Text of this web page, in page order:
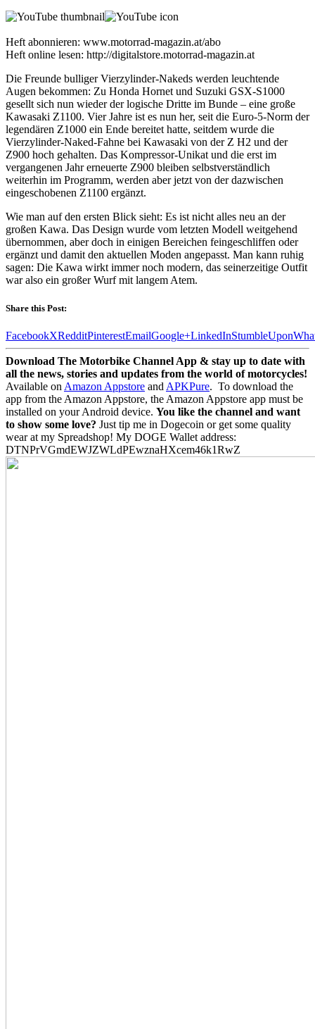
Heft abonnieren: www.motorrad-magazin.at/abo
Heft online lesen: http://digitalstore.motorrad-magazin.at
Die Freunde bulliger Vierzylinder-Nakeds werden leuchtende
Augen bekommen: Zu Honda Hornet und Suzuki GSX-S1000
gesellt sich nun wieder der logische Dritte im Bunde – eine große
Kawasaki Z1100. Vier Jahre ist es nun her, seit die Euro-5-Norm der
legendären Z1000 ein Ende bereitet hatte, seitdem wurde die
Vierzylinder-Naked-Fahne bei Kawasaki von der Z H2 und der
Z900 hoch gehalten. Das Kompressor-Unikat und die erst im
vergangenen Jahr erneuerte Z900 bleiben selbstverständlich
weiterhin im Programm, werden aber jetzt von der dazwischen
eingeschobenen Z1100 ergänzt.
Wie man auf den ersten Blick sieht: Es ist nicht alles neu an der
großen Kawa. Das Design wurde vom letzten Modell weitgehend
übernommen, aber doch in einigen Bereichen feingeschliffen oder
ergänzt und damit den aktuellen Moden angepasst. Man kann ruhig
sagen: Die Kawa wirkt immer noch modern, das seinerzeitige Outfit
war also ein großer Wurf mit langem Atem.
Share this Post:
FacebookXRedditPinterestEmailGoogle+LinkedInStumbleUpon
Download The Motorbike Channel App & stay up to date with
all the news, stories and updates from the world of motorcycles!
Available on Amazon Appstore and APKPure. To download the
app from the Amazon Appstore, the Amazon Appstore app must be
installed on your Android device. You like the channel and want
to show some love? Just tip me in Dogecoin or get some quality
wear at my Spreadshop! My DOGE Wallet address:
DTNPrVGmdEWJZWLdPEwznaHXcem46k1RwZ